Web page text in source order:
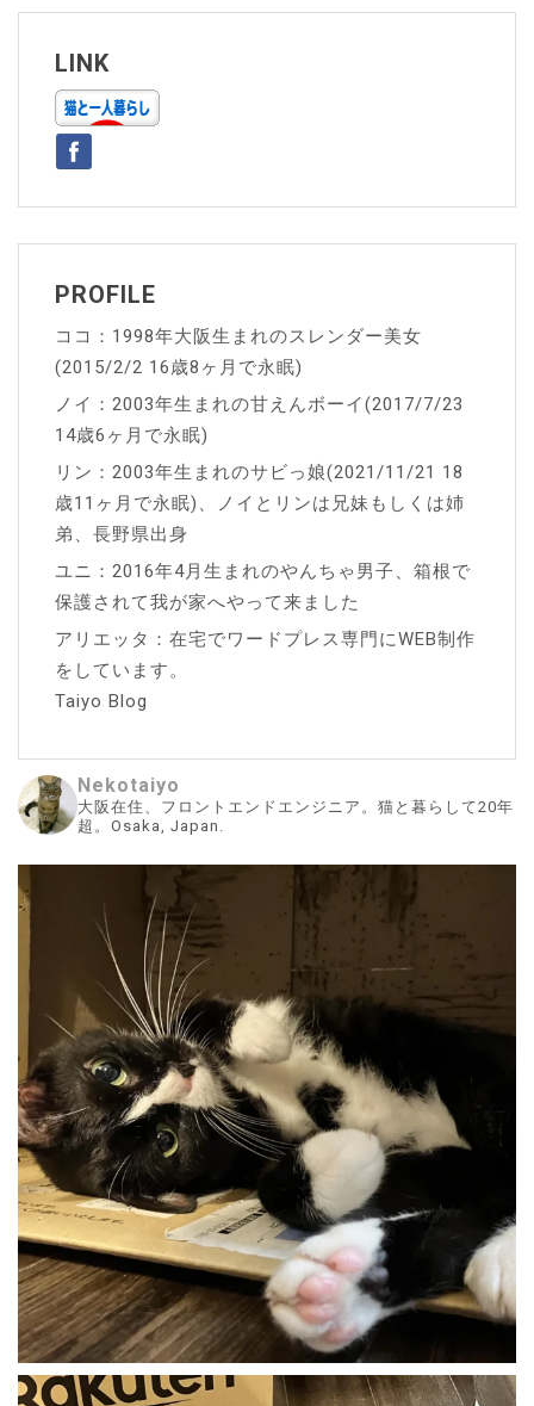
ビ
ゲ
ー
シ
ョ
ン
LINK
PROFILE
ココ：1998年大阪生まれのスレンダー美女
(2015/2/2 16歳8ヶ月で永眠)
ノイ：2003年生まれの甘えんボーイ(2017/7/23
14歳6ヶ月で永眠)
リン：2003年生まれのサビっ娘(2021/11/21 18
歳11ヶ月で永眠)、ノイとリンは兄妹もしくは姉
弟、長野県出身
ユニ：2016年4月生まれのやんちゃ男子、箱根で
保護されて我が家へやって来ました
アリエッタ：在宅でワードプレス専門にWEB制作
をしています。
Taiyo Blog
Nekotaiyo
大阪在住、フロントエンドエンジニア。猫と暮らして20年
超。Osaka, Japan.